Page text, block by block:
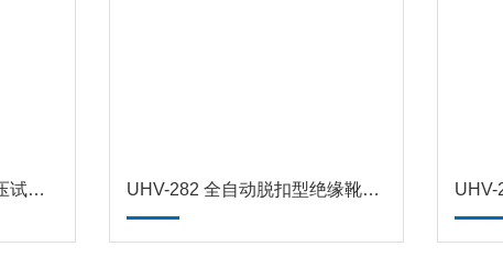
UHV-280 绝缘靴(手套)耐压试验装置(自动) UHV-282 全自动脱扣型绝缘靴（手套）耐压装置